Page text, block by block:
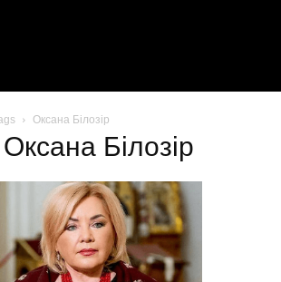
Оксана Білозір
Білозір